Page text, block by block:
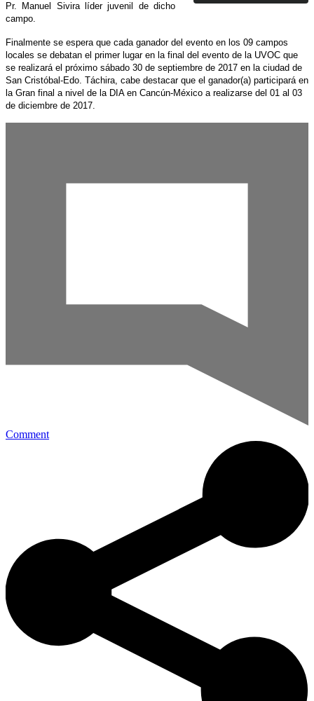
Pr. Manuel Sivira líder juvenil de dicho
campo.
Finalmente se espera que cada ganador del evento en los 09 campos
locales se debatan el primer lugar en la final del evento de la UVOC que
se realizará el próximo sábado 30 de septiembre de 2017 en la ciudad de
San Cristóbal-Edo. Táchira, cabe destacar que el ganador(a) participará en
la Gran final a nivel de la DIA en Cancún-México a realizarse del 01 al 03
de diciembre de 2017.
Comment